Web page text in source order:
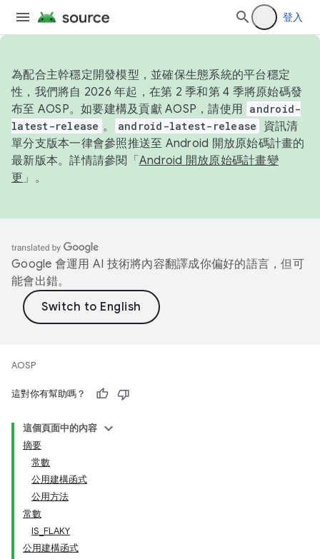
登入
為配合主幹穩定開發模型，並確保生態系統的平台穩定
性，我們將自 2026 年起，在第 2 季和第 4 季將原始碼發
布至 AOSP。如要建構及貢獻 AOSP，請使用 android-
latest-release 。 android-latest-release
資訊清
單分支版本一律會參照推送至 Android 開放原始碼計畫的
最新版本。詳情請參閱「 Android 開放原始碼計畫變
更 」。
Google 會運用 AI 技術將內容翻譯成你偏好的語言，但可
能會出錯。
AOSP
這對你有幫助嗎？
這個頁面中的內容
摘要
常數
公用建構函式
公用方法
常數
IS_FLAKY
公用建構函式